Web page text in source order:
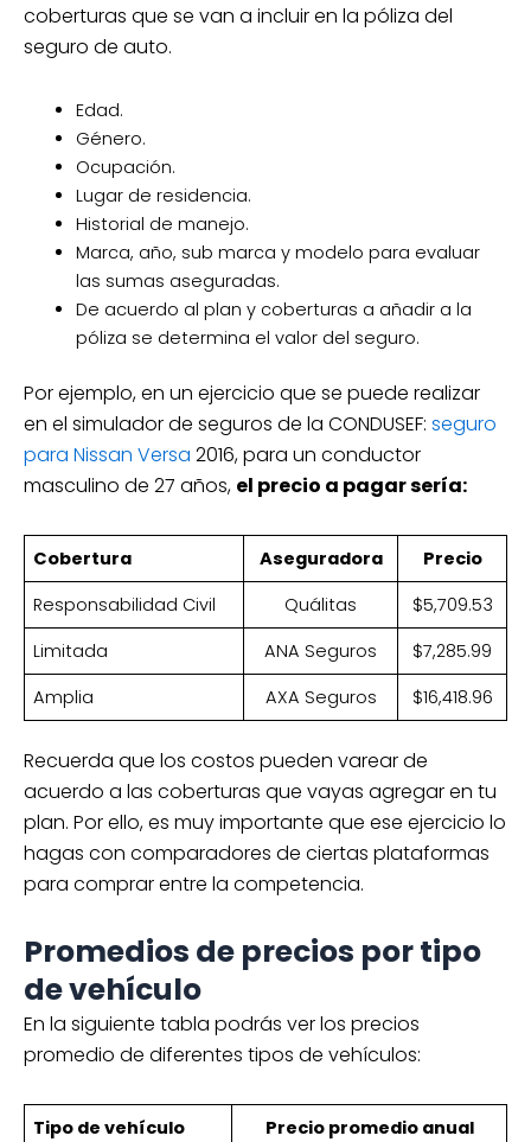
coberturas que se van a incluir en la póliza del
seguro de auto.
Edad.
Género.
Ocupación.
Lugar de residencia.
Historial de manejo.
Marca, año, sub marca y modelo para evaluar
las sumas aseguradas.
De acuerdo al plan y coberturas a añadir a la
póliza se determina el valor del seguro.
Por ejemplo, en un ejercicio que se puede realizar
en el simulador de seguros de la CONDUSEF: seguro
para Nissan Versa 2016, para un conductor
masculino de 27 años, el precio a pagar sería:
Cobertura Aseguradora
Precio
Responsabilidad Civil
Quálitas
$5,709.53
Limitada
ANA Seguros
$7,285.99
Amplia
AXA Seguros $16,418.96
Recuerda que los costos pueden varear de
acuerdo a las coberturas que vayas agregar en tu
plan. Por ello, es muy importante que ese ejercicio lo
hagas con comparadores de ciertas plataformas
para comprar entre la competencia.
Promedios de precios por tipo
de vehículo
En la siguiente tabla podrás ver los precios
promedio de diferentes tipos de vehículos:
Tipo de vehículo
Precio promedio anual